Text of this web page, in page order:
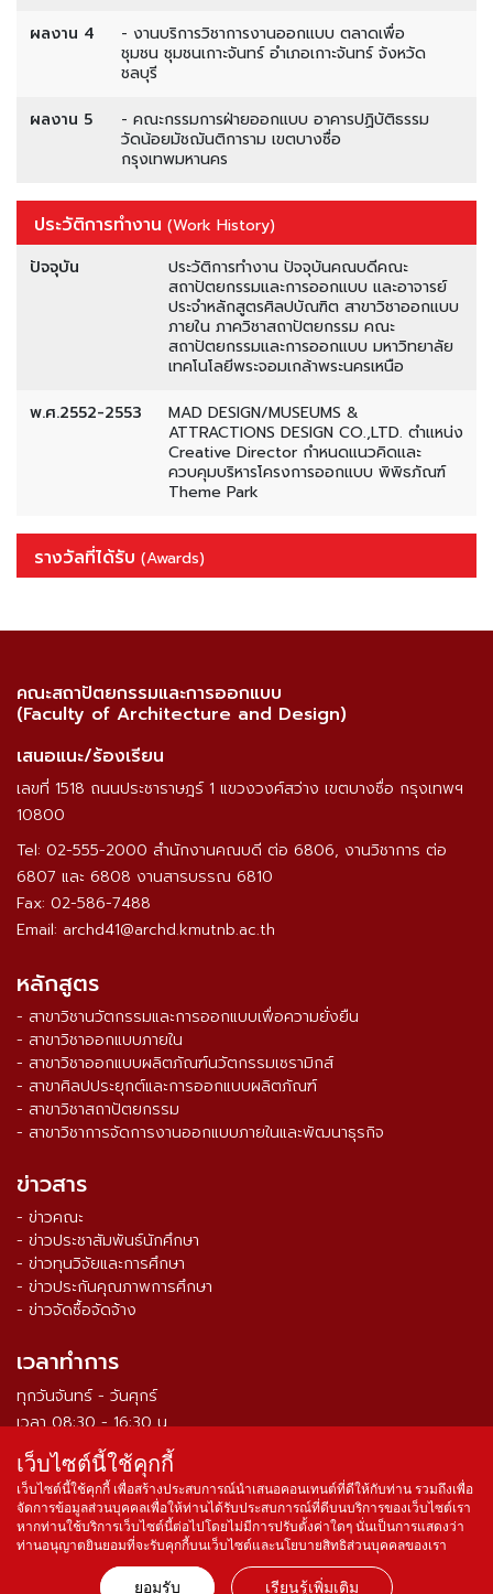
ผลงาน 4
- งานบริการวิชาการงานออกแบบ ตลาดเพื่อ
ชุมชน ชุมชนเกาะจันทร์ อำเภอเกาะจันทร์ จังหวัด
ชลบุรี
ผลงาน 5
- คณะกรรมการฝ่ายออกแบบ อาคารปฏิบัติธรรม
วัดน้อยมัชฌันติการาม เขตบางซื่อ
กรุงเทพมหานคร
ประวัติการทำงาน (Work History)
ปัจจุบัน
ประวัติการทำงาน ปัจจุบันคณบดีคณะ
สถาปัตยกรรมและการออกแบบ และอาจารย์
ประจำหลักสูตรศิลปบัณฑิต สาขาวิชาออกแบบ
ภายใน ภาควิชาสถาปัตยกรรม คณะ
สถาปัตยกรรมและการออกแบบ มหาวิทยาลัย
เทคโนโลยีพระจอมเกล้าพระนครเหนือ
พ.ศ.2552-2553
MAD DESIGN/MUSEUMS &
ATTRACTIONS DESIGN CO.,LTD. ตำแหน่ง
Creative Director กำหนดแนวคิดและ
ควบคุมบริหารโครงการออกแบบ พิพิธภัณฑ์
Theme Park
รางวัลที่ได้รับ (Awards)
คณะสถาปัตยกรรมและการออกแบบ
(Faculty of Architecture and Design)
เสนอแนะ/ร้องเรียน
เลขที่ 1518 ถนนประชาราษฎร์ 1 แขวงวงศ์สว่าง เขตบางซื่อ กรุงเทพฯ
10800
Tel: 02-555-2000 สำนักงานคณบดี ต่อ 6806, งานวิชาการ ต่อ
6807 และ 6808 งานสารบรรณ 6810
Fax: 02-586-7488
Email: archd41@archd.kmutnb.ac.th
หลักสูตร
- สาขาวิชานวัตกรรมและการออกแบบเพื่อความยั่งยืน
- สาขาวิชาออกแบบภายใน
- สาขาวิชาออกแบบผลิตภัณฑ์นวัตกรรมเซรามิกส์
- สาขาศิลปประยุกต์และการออกแบบผลิตภัณฑ์
- สาขาวิชาสถาปัตยกรรม
- สาขาวิชาการจัดการงานออกแบบภายในและพัฒนาธุรกิจ
ข่าวสาร
- ข่าวคณะ
- ข่าวประชาสัมพันธ์นักศึกษา
- ข่าวทุนวิจัยและการศึกษา
- ข่าวประกันคุณภาพการศึกษา
- ข่าวจัดซื้อจัดจ้าง
เวลาทำการ
ทุกวันจันทร์ - วันศุกร์
เวลา 08:30 - 16:30 น.
จำนวนผู้เข้าชม ตั้งแต่วันที่ 16 ส.ค. 2564 0 3 3 9 0 4 2
Copyright © 2016 Faculty of Architecture and Design, King
เว็บไซต์นี้ใช้คุกกี้
เว็บไซต์นี้ใช้คุกกี้ เพื่อสร้างประสบการณ์นำเสนอคอนเทนต์ที่ดีให้กับท่าน รวมถึงเพื่อ
จัดการข้อมูลส่วนบุคคลเพื่อให้ท่านได้รับประสบการณ์ที่ดีบนบริการของเว็บไซต์เรา
หากท่านใช้บริการเว็บไซต์นี้ต่อไปโดยไม่มีการปรับตั้งค่าใดๆ นั่นเป็นการแสดงว่า
ท่านอนุญาตยินยอมที่จะรับคุกกี้บนเว็บไซต์และนโยบายสิทธิส่วนบุคคลของเรา
ยอมรับ เรียนรู้เพิ่มเติม